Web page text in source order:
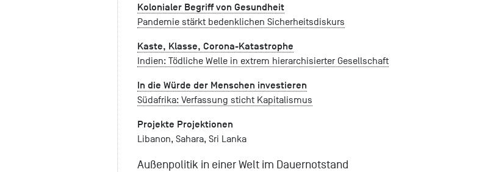
Kolonialer Begriff von Gesundheit
Pandemie stärkt bedenklichen Sicherheitsdiskurs
Kaste, Klasse, Corona-Katastrophe
Indien: Tödliche Welle in extrem hierarchisierter Gesellschaft
In die Würde der Menschen investieren
Südafrika: Verfassung sticht Kapitalismus
Projekte Projektionen
Libanon, Sahara, Sri Lanka
Außenpolitik in einer Welt im Dauernotstand